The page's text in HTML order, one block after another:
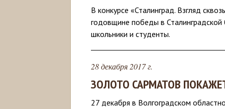
В конкурсе «Сталинград. Взгляд
годовщине победы в Сталинградской
школьники и студенты.
28 декабря 2017 г.
ЗОЛОТО САРМАТОВ
27 декабря в Волгоградском